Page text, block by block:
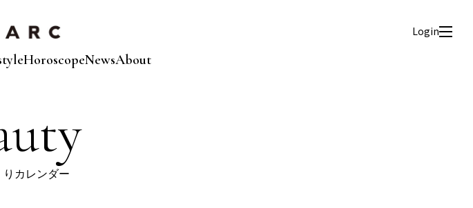
HoroscopeNewsAbout
Login
りカレンダー